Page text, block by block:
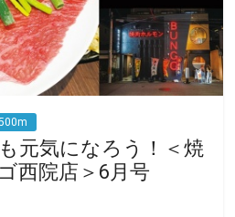
元気になろう！＜焼
西院店＞6月号